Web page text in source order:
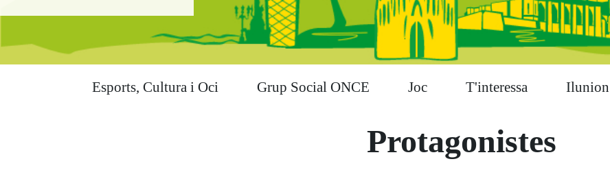
Esports, Cultura i Oci Grup Social ONCE Joc T'interessa Ilunion
Protagonistes